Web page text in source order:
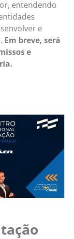
entendendo
e
Em breve, será
e